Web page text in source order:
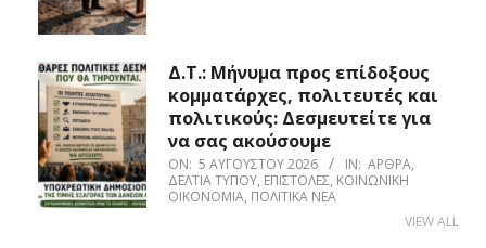
Δ.Τ.: Μήνυμα προς επίδοξους
κομματάρχες, πολιτευτές και
πολιτικούς: Δεσμευτείτε για
να σας ακούσουμε
ON: 5 ΑΥΓΟΎΣΤΟΥ 2026 IN: ΆΡΘΡΑ,
ΔΕΛΤΊΑ ΤΎΠΟΥ, ΕΠΙΣΤΟΛΈΣ, ΚΟΙΝΩΝΙΚΉ
ΟΙΚΟΝΟΜΊΑ, ΠΟΛΙΤΙΚΆ ΝΈΑ
VIEW ALL